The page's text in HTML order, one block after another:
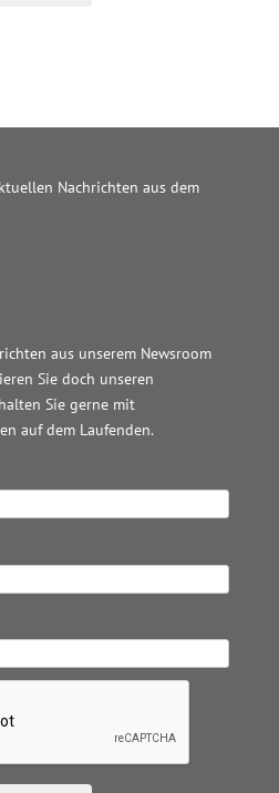
Nachrichten aus dem
aus unserem Newsroom
Sie doch unseren
Sie gerne mit
auf dem Laufenden.